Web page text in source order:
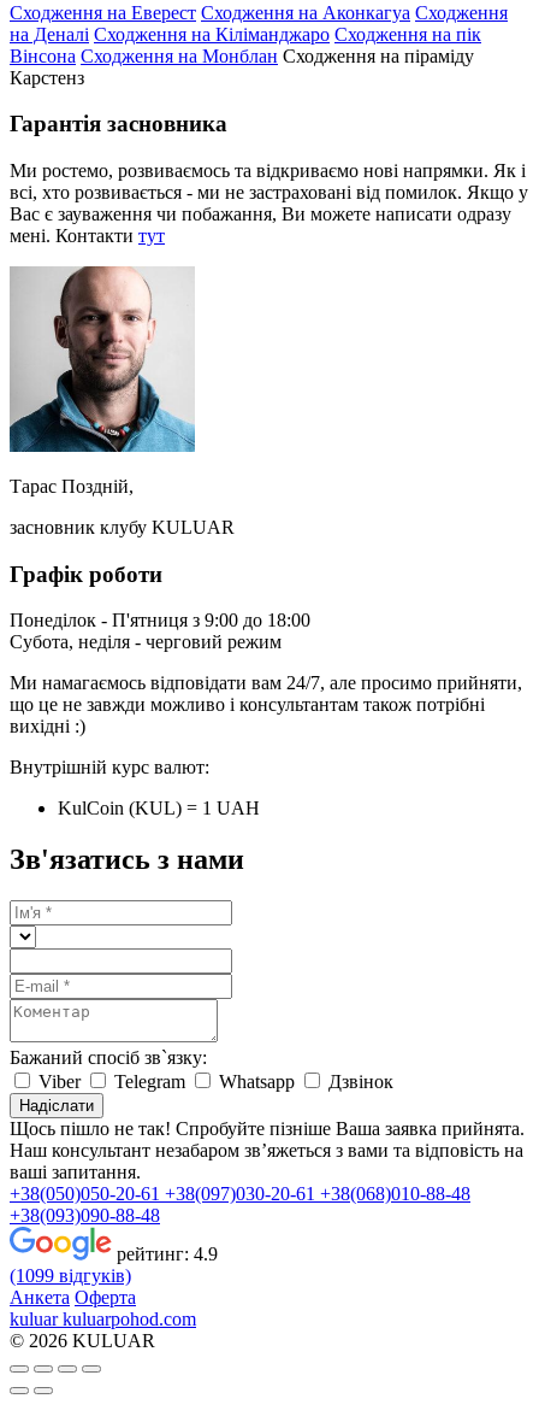
Сходження на Еверест Сходження на Аконкагуа Сходження
на Деналі Сходження на Кіліманджаро Сходження на пік
Вінсона Сходження на Монблан Сходження на піраміду
Карстенз
Гарантія засновника
Ми ростемо, розвиваємось та відкриваємо нові напрямки. Як і
всі, хто розвивається - ми не застраховані від помилок. Якщо у
Вас є зауваження чи побажання, Ви можете написати одразу
мені. Контакти тут
Тарас Поздній,
засновник клубу KULUAR
Графік роботи
Понеділок - П'ятниця з 9:00 до 18:00
Субота, неділя - черговий режим
Ми намагаємось відповідати вам 24/7, але просимо прийняти,
що це не завжди можливо і консультантам також потрібні
вихідні :)
Внутрішній курс валют:
KulCoin (KUL) = 1 UAH
Зв'язатись з нами
Бажаний спосіб зв`язку:
Viber
Telegram Whatsapp Дзвінок
Надіслати
Щось пішло не так! Спробуйте пізніше Ваша заявка прийнята.
Наш консультант незабаром зв’яжеться з вами та відповість на
ваші запитання.
+38(050)050-20-61 +38(097)030-20-61 +38(068)010-88-48
+38(093)090-88-48
рейтинг: 4.9
(1099 відгуків)
Анкета Оферта
kuluar kuluarpohod.com
© 2026 KULUAR